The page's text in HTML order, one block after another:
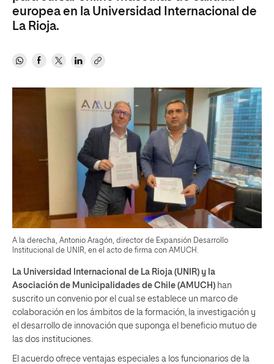
europea en la Universidad Internacional de
La Rioja.
A la derecha, Antonio Aragón, director de Expansión Desarrollo
Institucional de UNIR, en el acto de firma con AMUCH.
La Universidad Internacional de La Rioja (UNIR) y la
Asociación de Municipalidades de Chile (AMUCH) han
suscrito un convenio por el cual se establece un marco de
colaboración en los ámbitos de la formación, la investigación y
el desarrollo de innovación que suponga el beneficio mutuo de
las dos instituciones.
El acuerdo ofrece ventajas especiales a los funcionarios de la